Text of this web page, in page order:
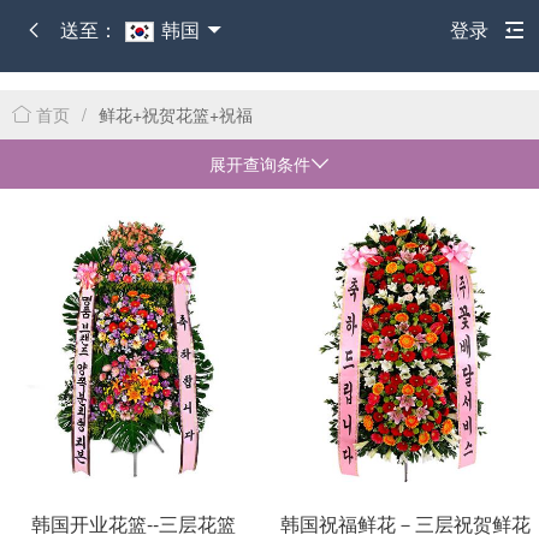
送至： 韩国 登录
首页 / 鲜花+祝贺花篮+祝福
展开查询条件
韩国开业花篮--三层花篮 韩国祝福鲜花－三层祝贺鲜花